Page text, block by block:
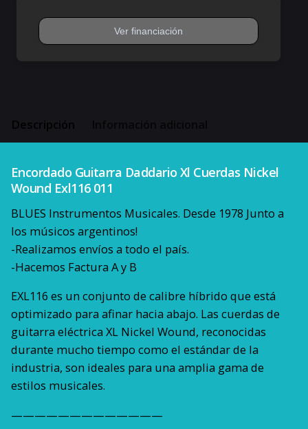
Descripción
Encordado Guitarra Daddario Xl Cuerdas Nickel
Wound Exl116 011
BLUES Instrumentos Musicales. Desde 1978 Junto a
los músicos argentinos!
-Realizamos envíos a todo el país.
-Hacemos Factura A y B
EXL116 es un conjunto de calibre híbrido que está
optimizado para afinar hacia abajo. Las cuerdas de
guitarra eléctrica XL Nickel Wound, reconocidas
durante mucho tiempo como el estándar de la
industria, son ideales para una amplia gama de
estilos musicales.
—————————————